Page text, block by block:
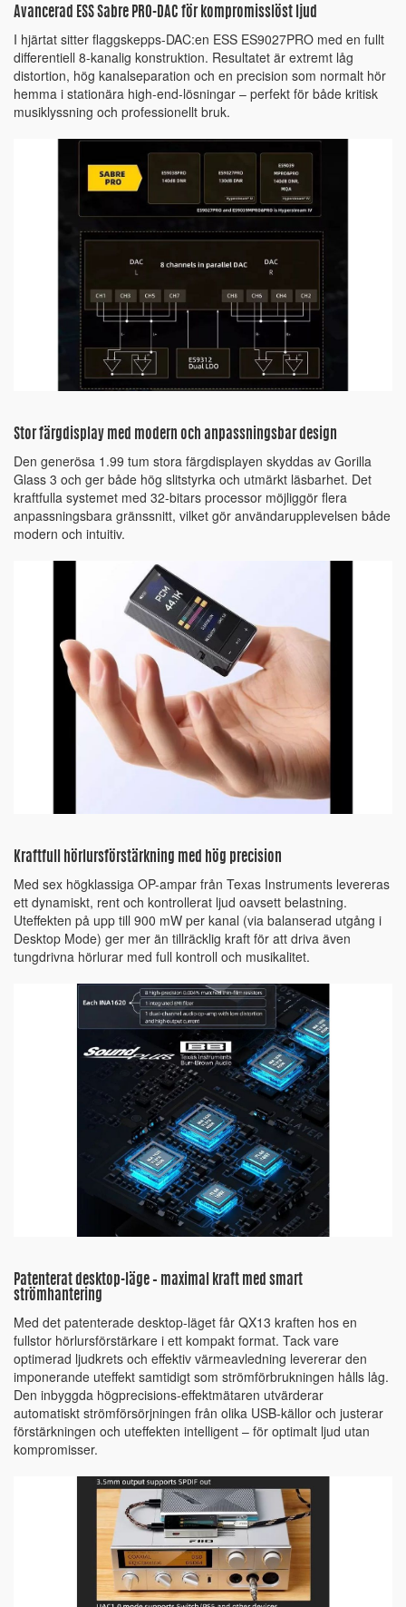
Avancerad ESS Sabre PRO-DAC för kompromisslöst ljud
I hjärtat sitter flaggskepps-DAC:en ESS ES9027PRO med en fullt
differentiell 8-kanalig konstruktion. Resultatet är extremt låg
distortion, hög kanalseparation och en precision som normalt hör
hemma i stationära high-end-lösningar – perfekt för både kritisk
musiklyssning och professionellt bruk.
Stor färgdisplay med modern och anpassningsbar design
Den generösa 1.99 tum stora färgdisplayen skyddas av Gorilla
Glass 3 och ger både hög slitstyrka och utmärkt läsbarhet. Det
kraftfulla systemet med 32-bitars processor möjliggör flera
anpassningsbara gränssnitt, vilket gör användarupplevelsen både
modern och intuitiv.
Kraftfull hörlursförstärkning med hög precision
Med sex högklassiga OP-ampar från Texas Instruments levereras
ett dynamiskt, rent och kontrollerat ljud oavsett belastning.
Uteffekten på upp till 900 mW per kanal (via balanserad utgång i
Desktop Mode) ger mer än tillräcklig kraft för att driva även
tungdrivna hörlurar med full kontroll och musikalitet.
Patenterat desktop-läge – maximal kraft med smart
strömhantering
Med det patenterade desktop-läget får QX13 kraften hos en
fullstor hörlursförstärkare i ett kompakt format. Tack vare
optimerad ljudkrets och effektiv värmeavledning levererar den
imponerande uteffekt samtidigt som strömförbrukningen hålls låg.
Den inbyggda högprecisions-effektmätaren utvärderar
automatiskt strömförsörjningen från olika USB-källor och justerar
förstärkningen och uteffekten intelligent – för optimalt ljud utan
kompromisser.